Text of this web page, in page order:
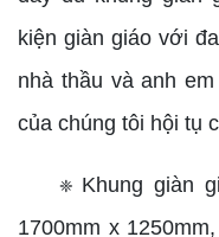
kiện giàn giáo với
nhà thầu và anh
của chúng tôi hội tụ
❈ Khung giàn
1700mm x